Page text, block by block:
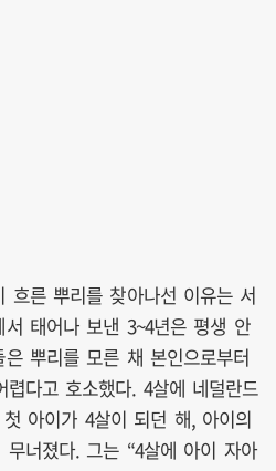
흐른 뿌리를 찾아나선 이유는 서
태어나 보낸 3~4년은 평생 안
뿌리를 모른 채 본인으로부터
다고 호소했다. 4살에 네덜란드
아이가 4살이 되던 해, 아이의
너졌다. 그는 “4살에 아이 자아